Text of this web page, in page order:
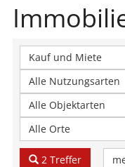
Kauf und Miete
Alle Nutzungsarten
Alle Objektarten
Alle Orte
2 Treffer